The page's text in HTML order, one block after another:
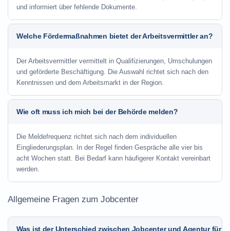
und informiert über fehlende Dokumente.
Welche Fördermaßnahmen bietet der Arbeitsvermittler an?
Der Arbeitsvermittler vermittelt in Qualifizierungen, Umschulungen
und geförderte Beschäftigung. Die Auswahl richtet sich nach den
Kenntnissen und dem Arbeitsmarkt in der Region.
Wie oft muss ich mich bei der Behörde melden?
Die Meldefrequenz richtet sich nach dem individuellen
Eingliederungsplan. In der Regel finden Gespräche alle vier bis
acht Wochen statt. Bei Bedarf kann häufigerer Kontakt vereinbart
werden.
Allgemeine Fragen zum Jobcenter
Was ist der Unterschied zwischen Jobcenter und Agentur für